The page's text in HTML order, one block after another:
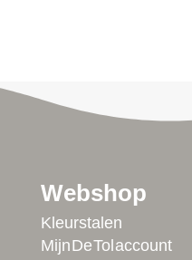
Webshop
Kleurstalen
Mijn De Tol account